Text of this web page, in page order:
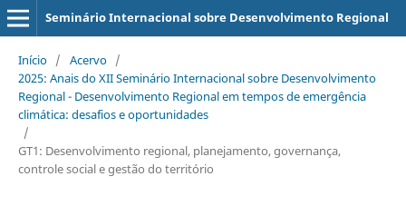
Seminário Internacional sobre Desenvolvimento Regional
Início / Acervo /
2025: Anais do XII Seminário Internacional sobre Desenvolvimento
Regional - Desenvolvimento Regional em tempos de emergência
climática: desafios e oportunidades
/
GT1: Desenvolvimento regional, planejamento, governança,
controle social e gestão do território